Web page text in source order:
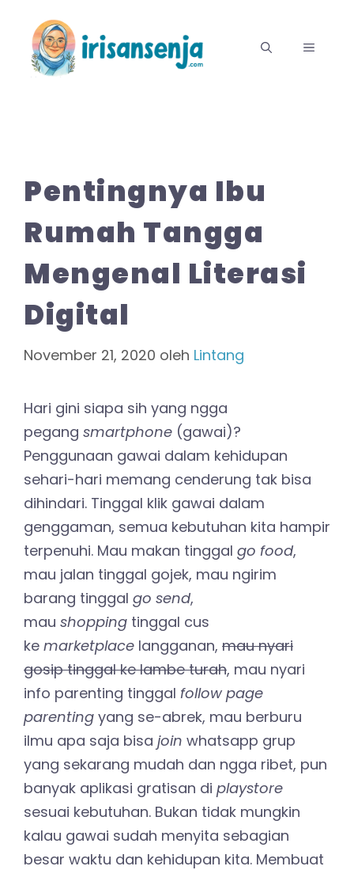
MENU
Pentingnya Ibu
Rumah Tangga
Mengenal Literasi
Digital
November 21, 2020 oleh Lintang
Hari gini siapa sih yang ngga
pegang smartphone (gawai)?
Penggunaan gawai dalam kehidupan
sehari-hari memang cenderung tak bisa
dihindari. Tinggal klik gawai dalam
genggaman, semua kebutuhan kita hampir
terpenuhi. Mau makan tinggal go food,
mau jalan tinggal gojek, mau ngirim
barang tinggal go send,
mau shopping tinggal cus
ke marketplace langganan, mau nyari
gosip tinggal ke lambe turah, mau nyari
info parenting tinggal follow page
parenting yang se-abrek, mau berburu
ilmu apa saja bisa join whatsapp grup
yang sekarang mudah dan ngga ribet, pun
banyak aplikasi gratisan di playstore
sesuai kebutuhan. Bukan tidak mungkin
kalau gawai sudah menyita sebagian
besar waktu dan kehidupan kita. Membuat